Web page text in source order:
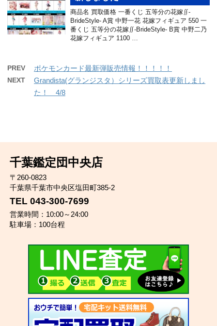
商品名 買取価格 一番くじ 五等分の花嫁∬-
BrideStyle- A賞 中野一花 花嫁フィギュア 550 一
番くじ 五等分の花嫁∬-BrideStyle- B賞 中野二乃
花嫁フィギュア 1100 …
PREV ポケモンカード最新弾販売情報！！！！！
NEXT
Grandista(グランジスタ）シリーズ買取表更新しまし
た！ 4/8
千葉鑑定団中央店
〒260-0823
千葉県千葉市中央区塩田町385-2
TEL 043-300-7699
営業時間：10:00～24:00
駐車場：100台程